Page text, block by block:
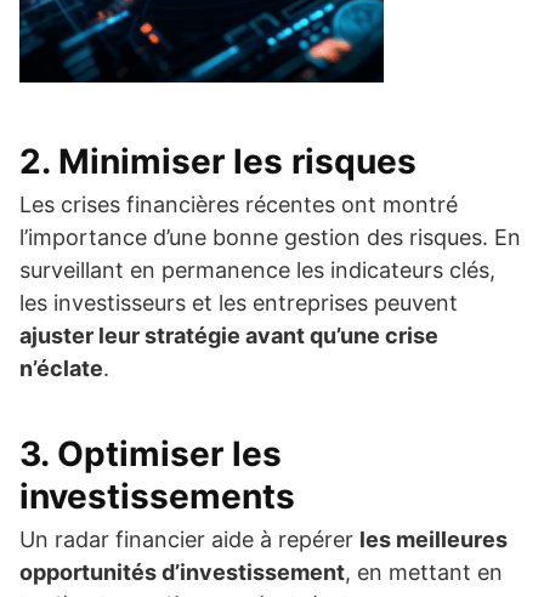
2. Minimiser les risques
Les crises financières récentes ont montré
l’importance d’une bonne gestion des risques. En
surveillant en permanence les indicateurs clés,
les investisseurs et les entreprises peuvent
ajuster leur stratégie avant qu’une crise
n’éclate.
3. Optimiser les
investissements
Un radar financier aide à repérer les meilleures
opportunités d’investissement, en mettant en